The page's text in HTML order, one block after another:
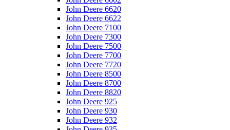
John Deere 6620
John Deere 6622
John Deere 7100
John Deere 7300
John Deere 7500
John Deere 7700
John Deere 7720
John Deere 8500
John Deere 8700
John Deere 8820
John Deere 925
John Deere 930
John Deere 932